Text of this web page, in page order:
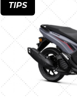
TIPS